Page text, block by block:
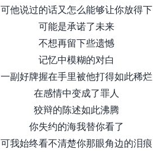
可他说过的话又怎么能够让你放得下
可能是承诺了未来
不想再留下些遗憾
记忆中模糊的对白
一副好牌握在手里被他打得如此稀烂
在感情中变成了罪人
狡辩的陈述如此沸腾
你失约的海我替你看了
可我始终看不清楚你那眼角边的泪痕